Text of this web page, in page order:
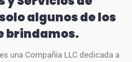
algunos de los
brindamos.
es una Compañia LLC dedicada a